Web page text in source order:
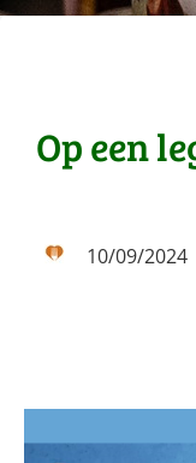
Op een
10/09/2024